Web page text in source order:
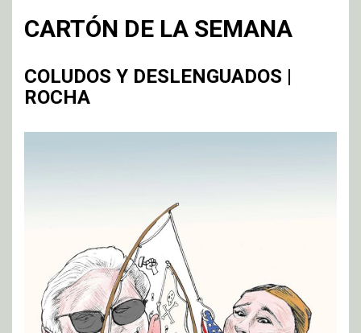
CARTÓN DE LA SEMANA
COLUDOS Y DESLENGUADOS |
ROCHA